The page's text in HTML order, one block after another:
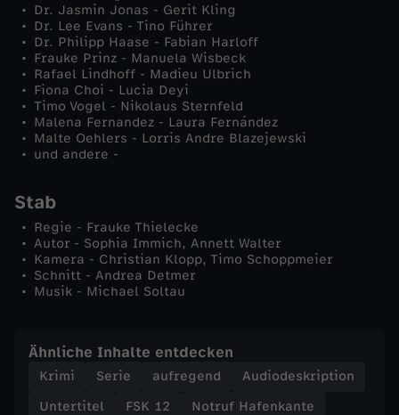
e
F
r
e
u
n
d
Dr. Jasmin Jonas - Gerit Kling
Dr. Lee Evans - Tino Führer
Dr. Philipp Haase - Fabian Harloff
Frauke Prinz - Manuela Wisbeck
Rafael Lindhoff - Madieu Ulbrich
Fiona Choi - Lucia Deyi
Timo Vogel - Nikolaus Sternfeld
Malena Fernandez - Laura Fernández
Malte Oehlers - Lorris Andre Blazejewski
und andere -
Stab
Regie - Frauke Thielecke
Autor - Sophia Immich, Annett Walter
Kamera - Christian Klopp, Timo Schoppmeier
Schnitt - Andrea Detmer
Musik - Michael Soltau
Ähnliche Inhalte entdecken
Krimi Serie aufregend
Audiodeskription
Untertitel
FSK 12 Notruf Hafenkante